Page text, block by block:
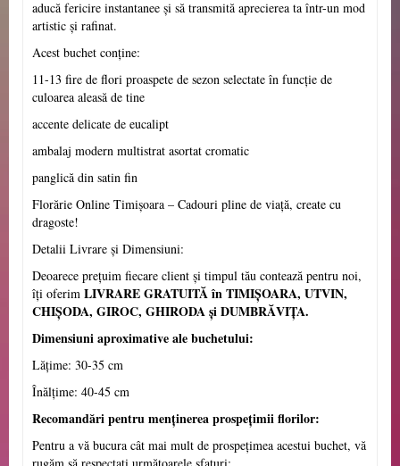
aducă fericire instantanee și să transmită aprecierea ta într-un mod
artistic și rafinat.
Acest buchet conține:
11-13 fire de flori proaspete de sezon selectate în funcție de
culoarea aleasă de tine
accente delicate de eucalipt
ambalaj modern multistrat asortat cromatic
panglică din satin fin
Florărie Online Timișoara – Cadouri pline de viață, create cu
dragoste!
Detalii Livrare și Dimensiuni:
Deoarece prețuim fiecare client și timpul tău contează pentru noi,
îți oferim LIVRARE GRATUITĂ în TIMIȘOARA, UTVIN,
CHIȘODA, GIROC, GHIRODA și DUMBRĂVIŢA.
Dimensiuni aproximative ale buchetului:
Lățime: 30-35 cm
Înălțime: 40-45 cm
Recomandări pentru menținerea prospețimii florilor:
Pentru a vă bucura cât mai mult de prospețimea acestui buchet, vă
rugăm să respectați următoarele sfaturi: